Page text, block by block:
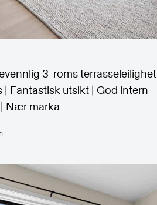
3-roms terrasseleilighet |
| Fantastisk utsikt | God intern
Nær marka